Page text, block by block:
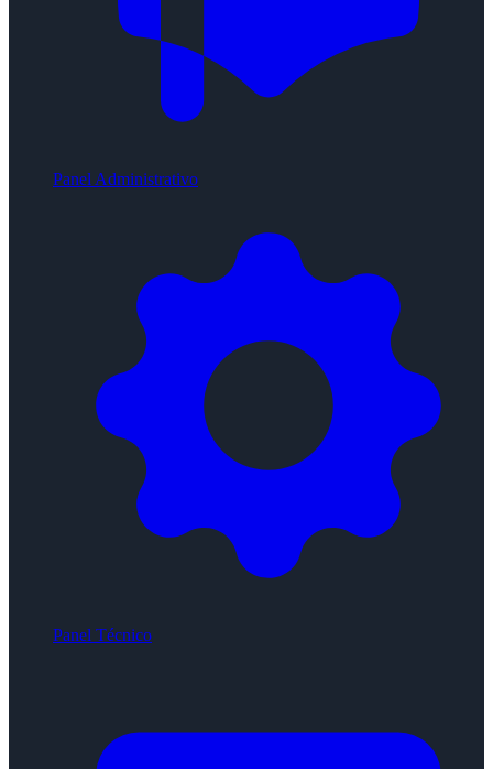
Panel Administrativo
Panel Técnico